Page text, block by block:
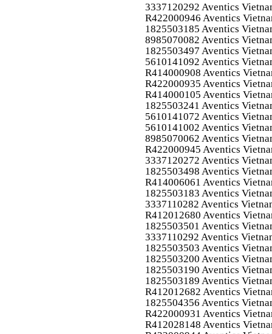
3337120292 Aventics
R422000946 Aventics
1825503185 Aventics
8985070082 Aventics
1825503497 Aventics
5610141092 Aventics
R414000908 Aventics
R422000935 Aventics
R414000105 Aventics
1825503241 Aventics
5610141072 Aventics
5610141002 Aventics
8985070062 Aventics
R422000945 Aventics
3337120272 Aventics
1825503498 Aventics
R414006061 Aventics
1825503183 Aventics
3337110282 Aventics
R412012680 Aventics
1825503501 Aventics
3337110292 Aventics
1825503503 Aventics
1825503200 Aventics
1825503190 Aventics
1825503189 Aventics
R412012682 Aventics
1825504356 Aventics
R422000931 Aventics
R412028148 Aventics